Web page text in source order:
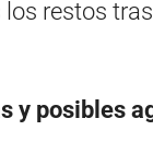
restos
y posibles